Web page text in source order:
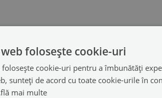
folosește cookie-uri
folosește cookie-uri pentru a îmbunătăți
sunteți de acord cu toate cookie-urile în
mai multe